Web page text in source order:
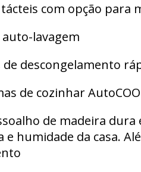
com opção para
lavagem
de descongelamento
de cozinhar
de madeira
humidade da casa.